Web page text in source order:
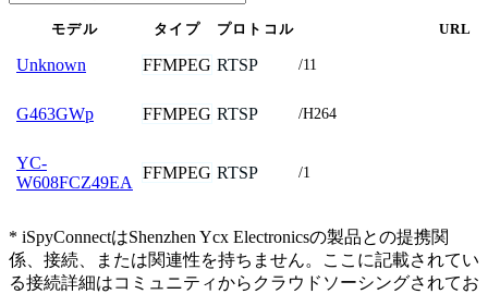
モデル タイプ プロトコル URL
Unknown FFMPEG RTSP /11
G463GWp FFMPEG RTSP /H264
YC-
W608FCZ49EA
FFMPEG RTSP /1
* iSpyConnectはShenzhen Ycx Electronicsの製品との提携関
係、接続、または関連性を持ちません。ここに記載されてい
る接続詳細はコミュニティからクラウドソーシングされてお